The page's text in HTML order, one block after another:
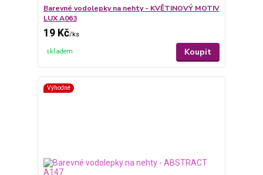
Barevné vodolepky na nehty - KVĚTINOVÝ MOTIV
LUX A063
19 Kč/ks
skladem Koupit
Výhodné